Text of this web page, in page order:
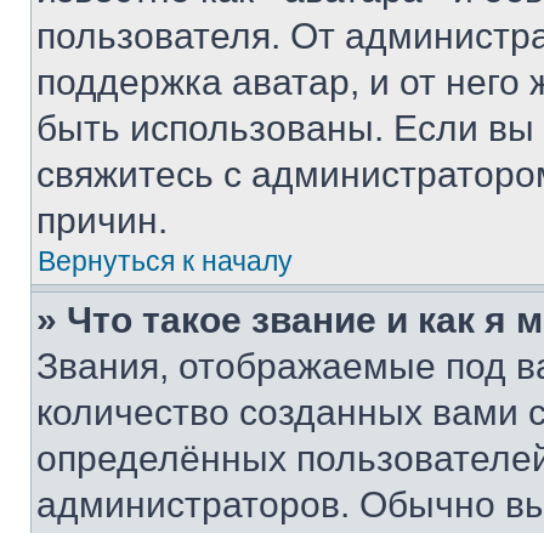
пользователя. От
поддержка аватар, и от него
быть использованы. Если
свяжитесь с
причин.
Вернуться к началу
» Что такое звание и как я
Звания, отображаемые под
количество созданных
определённых
администраторов. Обычно